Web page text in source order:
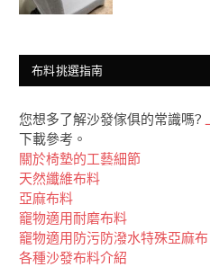
布料挑選指南
您想多了解沙發傢俱的常識嗎?
下載參考。
關於椅墊的工藝細節
天然纖維布料
亞麻布料
竉物適用耐磨布料
竉物適用防污防潑水特殊亞麻布
各種沙發布料介紹